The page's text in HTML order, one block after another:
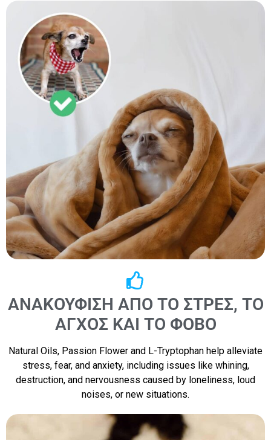
ΑΝΑΚΟΎΦΙΣΗ ΑΠΌ ΤΟ ΣΤΡΕΣ, ΤΟ
ΆΓΧΟΣ ΚΑΙ ΤΟ ΦΌΒΟ
Natural Oils, Passion Flower and L-Tryptophan help alleviate
stress, fear, and anxiety, including issues like whining,
destruction, and nervousness caused by loneliness, loud
noises, or new situations.​